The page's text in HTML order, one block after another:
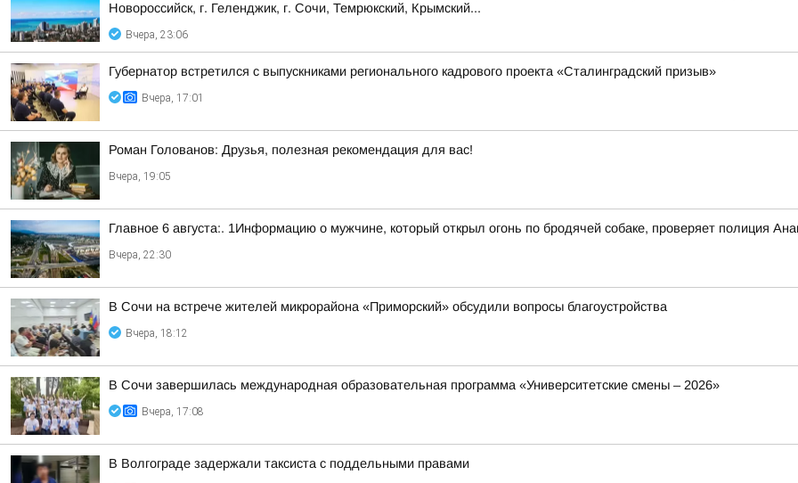
Новороссийск, г. Геленджик, г. Сочи, Темрюкский, Крымский...
Вчера, 23:06
Губернатор встретился с выпускниками регионального кадрового проекта «Сталинградский призыв»
Вчера, 17:01
Роман Голованов: Друзья, полезная рекомендация для вас!
Вчера, 19:05
Главное 6 августа:. 1Информацию о мужчине, который открыл огонь по бродячей собаке, проверяет полиция
Вчера, 22:30
В Сочи на встрече жителей микрорайона «Приморский» обсудили вопросы благоустройства
Вчера, 18:12
В Сочи завершилась международная образовательная программа «Университетские смены – 2026»
Вчера, 17:08
В Волгограде задержали таксиста с поддельными правами